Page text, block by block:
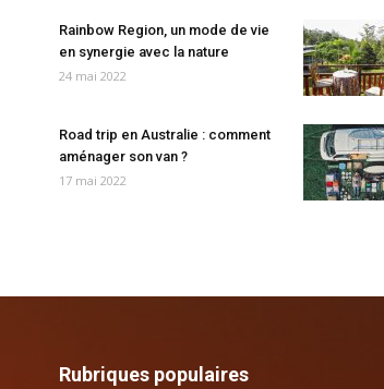
Rainbow Region, un mode de vie
en synergie avec la nature
24 mai 2022
Road trip en Australie : comment
aménager son van ?
17 mai 2022
Rubriques populaires